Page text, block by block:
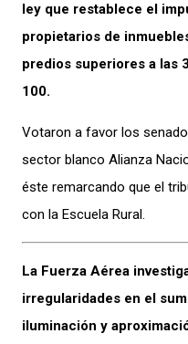
ley que restablece el
propietarios de
predios superiores a las
100.
Votaron a favor los
sector blanco Alianza
éste remarcando que el
con la Escuela Rural.
La Fuerza Aérea
irregularidades en el
iluminación y